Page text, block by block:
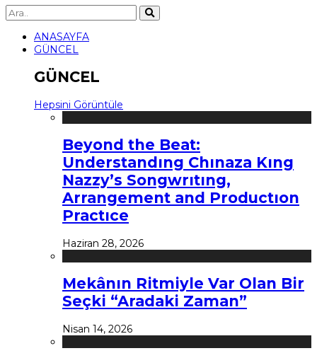
ANASAYFA
GÜNCEL
GÜNCEL
Hepsini Görüntüle
Beyond the Beat:
Understandıng Chınaza Kıng
Nazzy’s Songwrıtıng,
Arrangement and Productıon
Practıce
Haziran 28, 2026
Mekânın Ritmiyle Var Olan Bir
Seçki “Aradaki Zaman”
Nisan 14, 2026